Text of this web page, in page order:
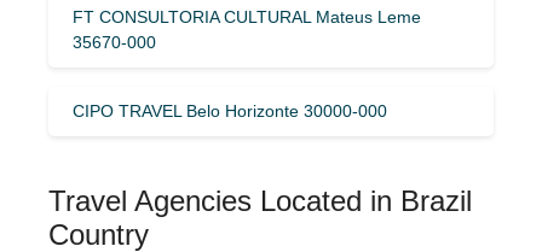
FT CONSULTORIA CULTURAL Mateus Leme
35670-000
CIPO TRAVEL Belo Horizonte 30000-000
Travel Agencies Located in Brazil
Country